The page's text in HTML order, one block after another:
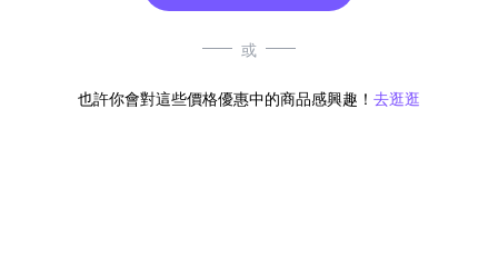
或
也許你會對這些價格優惠中的商品感興趣！ 去逛逛